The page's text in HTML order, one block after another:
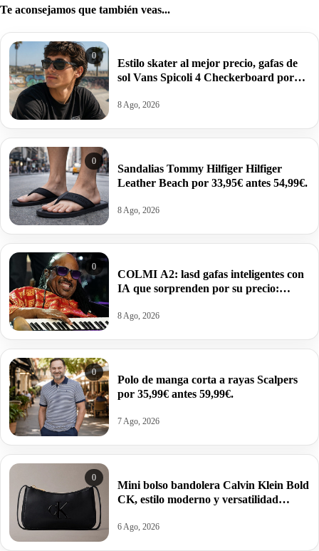
Te aconsejamos que también veas...
0
Estilo skater al mejor precio, gafas de
sol Vans Spicoli 4 Checkerboard por
8 Ago, 2026
0
Sandalias Tommy Hilfiger Hilfiger
Leather Beach por 33,95€ antes 54,99€.
8 Ago, 2026
0
COLMI A2: lasd gafas inteligentes con
IA que sorprenden por su precio:
8 Ago, 2026
0
Polo de manga corta a rayas Scalpers
por 35,99€ antes 59,99€.
7 Ago, 2026
0
Mini bolso bandolera Calvin Klein Bold
CK, estilo moderno y versatilidad
6 Ago, 2026